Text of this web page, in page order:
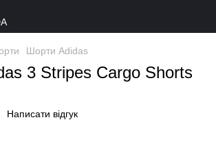
Шорти Adidas
3 Stripes Cargo Shorts
Написати відгук